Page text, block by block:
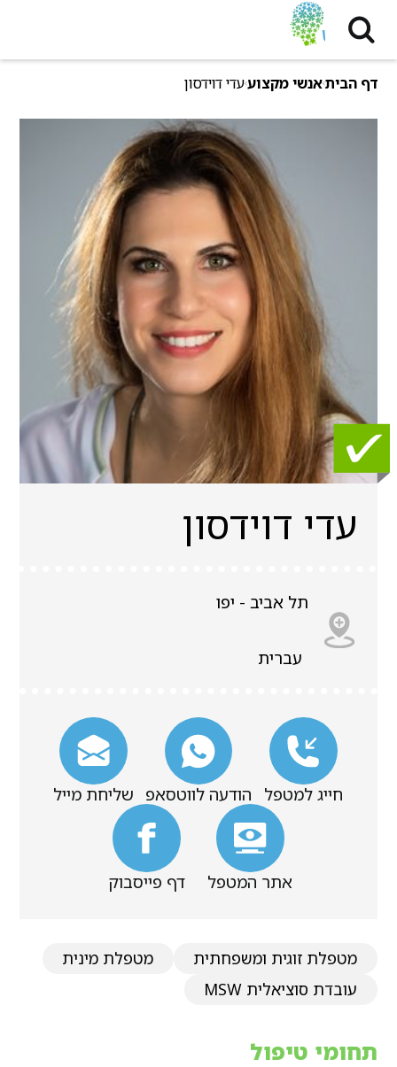
דף הביתאנשי מקצועעדי דוידסון
עדי דוידסון
תל אביב - יפו
עברית
חייג למטפל הודעה לווטסאפ שליחת מייל
אתר המטפל דף פייסבוק
מטפלת זוגית ומשפחתית
מטפלת מינית
עובדת סוציאלית MSW
תחומי טיפול